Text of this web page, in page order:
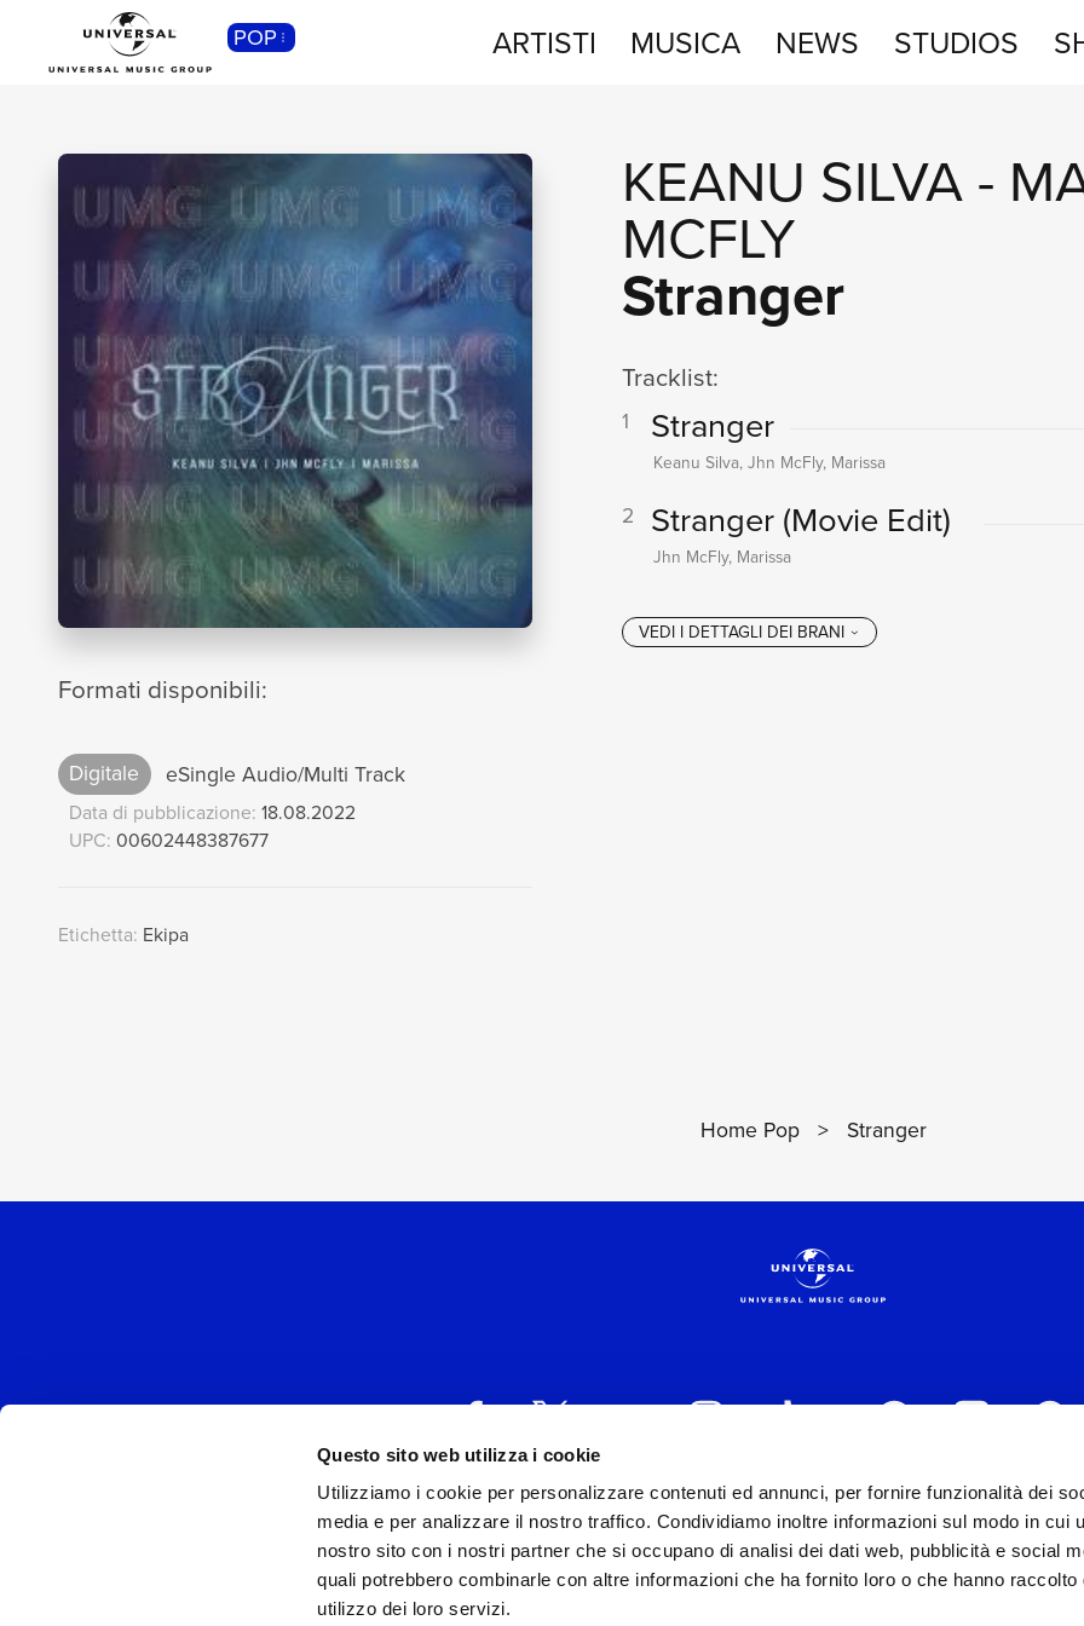
Questo sito web utilizza i cookie
Utilizziamo i cookie per personalizzare contenuti ed annunci, per fornire funzionalità dei
media e per analizzare il nostro traffico. Condividiamo inoltre informazioni sul modo in cui
nostro sito con i nostri partner che si occupano di analisi dei dati web, pubblicità e social
quali potrebbero combinarle con altre informazioni che ha fornito loro o che hanno raccolto
utilizzo dei loro servizi.
POP ARTISTI MUSICA NEWS STUDIOS
Formati disponibili:
Digitale eSingle Audio/Multi Track
Data di pubblicazione: 18.08.2022
UPC: 00602448387677
Etichetta: Ekipa
KEANU SILVA-
MCFLY
Stranger
Tracklist:
1 Stranger
Keanu Silva, Jhn McFly, Marissa
2 Stranger(Movie Edit)
Jhn McFly, Marissa
Home Pop > Stranger
UNIVERSAL MUSIC ITALIA s.r.l. (Società con unico socio) | Via Nervesa,
P.IVA IT03802730154 Iscritta al REA di Milano con il numero 966135 in
Capitale sociale Euro 2.000.000 interamente versato.
Universal Music Italia, nel rispetto delle best practices in tema di corporate compliance ed al fine di
CLASSICA
SHOP